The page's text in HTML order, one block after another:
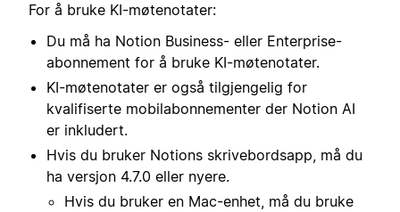
For å bruke KI-møtenotater:
Du må ha Notion Business- eller Enterprise-
abonnement for å bruke KI-møtenotater.
KI-møtenotater er også tilgjengelig for
kvalifiserte mobilabonnementer der Notion AI
er inkludert.
Hvis du bruker Notions skrivebordsapp, må du
ha versjon 4.7.0 eller nyere.
Hvis du bruker en Mac-enhet, må du bruke